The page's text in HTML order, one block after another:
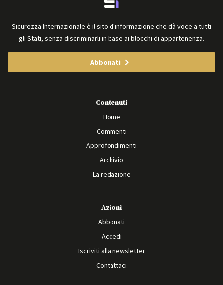
Sicurezza Internazionale è il sito d'informazione che dà voce a tutti
gli Stati, senza discriminarli in base ai blocchi di appartenenza.
Abbonati
Contenuti
Home
Commenti
Approfondimenti
Archivio
La redazione
Azioni
Abbonati
Accedi
Iscriviti alla newsletter
Contattaci